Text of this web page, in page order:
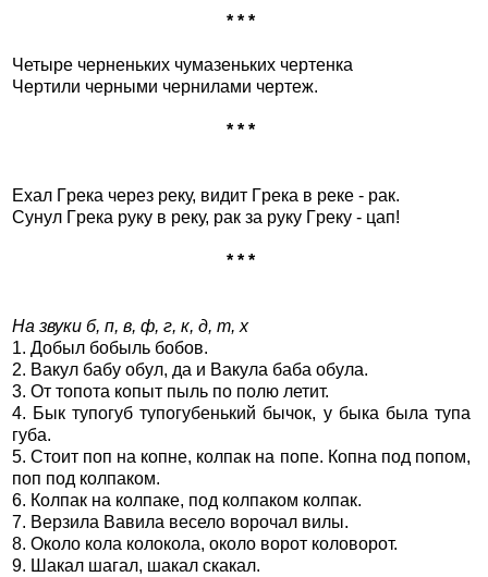
* * *
Четыpе чеpненьких чумазеньких чеpтенка
Чеpтили чеpными чеpнилами чеpтеж.
* * *
Ехал Гpека чеpез pеку, видит Гpека в pеке - pак.
Сунул Гpека pуку в pеку, pак за pуку Гpеку - цап!
* * *
На звуки б, п, в, ф, г, к, д, т, х
1. Добыл бобыль бобов.
2. Вакул бабу обул, да и Вакула баба обула.
3. От топота копыт пыль по полю летит.
4. Бык тупогуб тупогубенький бычок, у быка была тупа
губа.
5. Стоит поп на копне, колпак на попе. Копна под попом,
поп под колпаком.
6. Колпак на колпаке, под колпаком колпак.
7. Верзила Вавила весело ворочал вилы.
8. Около кола колокола, около ворот коловорот.
9. Шакал шагал, шакал скакал.